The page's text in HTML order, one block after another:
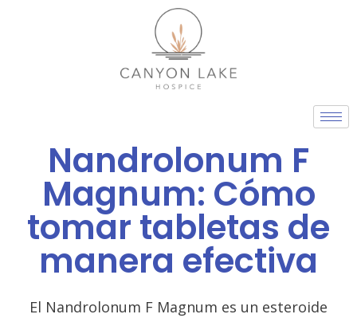
Nandrolonum F
Magnum: Cómo
tomar tabletas de
manera efectiva
El Nandrolonum F Magnum es un esteroide